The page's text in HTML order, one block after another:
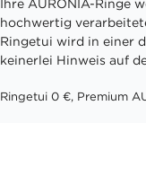
Ihre AURONIA-Ringe
hochwertig
Ringetui wird in einer
keinerlei Hinweis auf
Ringetui 0 €, Premium